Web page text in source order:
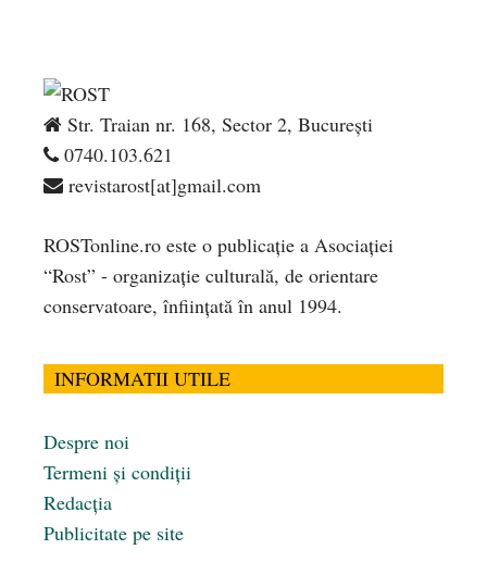
Str. Traian nr. 168, Sector 2, București
0740.103.621
revistarost[at]gmail.com
ROSTonline.ro este o publicaţie a Asociaţiei
“Rost” - organizaţie culturală, de orientare
conservatoare, înfiinţată în anul 1994.
INFORMATII UTILE
Despre noi
Termeni și condiții
Redacția
Publicitate pe site